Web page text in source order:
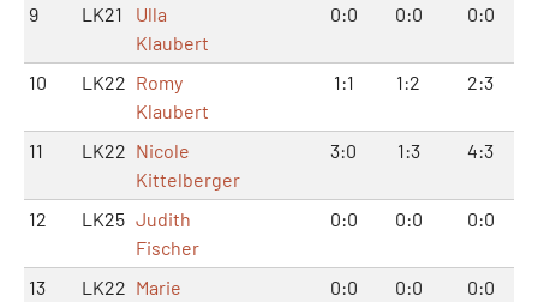
9 LK21
Ulla
Klaubert
0:0 0:0 0:0
10 LK22 Romy
Klaubert
1:1 1:2 2:3
11 LK22 Nicole
Kittelberger
3:0 1:3 4:3
12 LK25 Judith
Fischer
0:0 0:0 0:0
13 LK22 Marie
0:0 0:0 0:0